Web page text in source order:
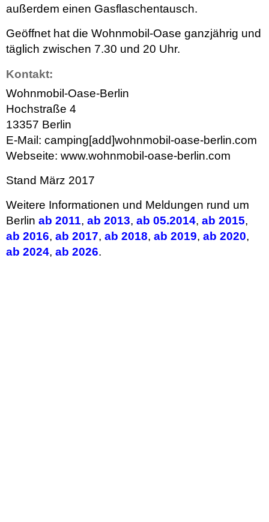
außerdem einen Gasflaschentausch.
Geöffnet hat die Wohnmobil-Oase ganzjährig und
täglich zwischen 7.30 und 20 Uhr.
Kontakt:
Wohnmobil-Oase-Berlin
Hochstraße 4
13357 Berlin
E-Mail: camping[add]wohnmobil-oase-berlin.com
Webseite: www.wohnmobil-oase-berlin.com
Stand März 2017
Weitere Informationen und Meldungen rund um
Berlin ab 2011, ab 2013, ab 05.2014, ab 2015,
ab 2016, ab 2017, ab 2018, ab 2019, ab 2020,
ab 2024, ab 2026.